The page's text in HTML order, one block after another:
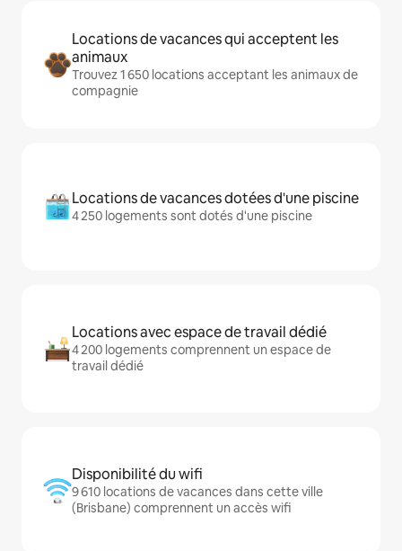
Locations de vacances qui acceptent les
animaux
Trouvez 1 650 locations acceptant les animaux de
compagnie
Locations de vacances dotées d'une piscine
4 250 logements sont dotés d'une piscine
Locations avec espace de travail dédié
4 200 logements comprennent un espace de
travail dédié
Disponibilité du wifi
9 610 locations de vacances dans cette ville
(Brisbane) comprennent un accès wifi